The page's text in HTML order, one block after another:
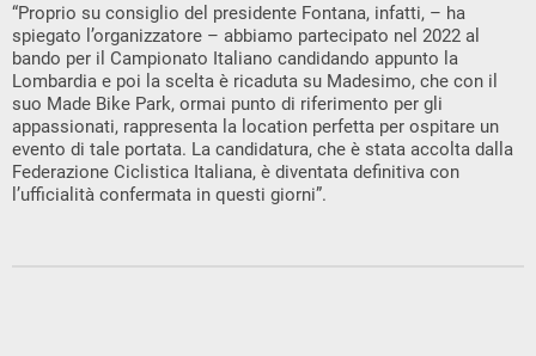
“Proprio su consiglio del presidente Fontana, infatti, – ha
spiegato l’organizzatore – abbiamo partecipato nel 2022 al
bando per il Campionato Italiano candidando appunto la
Lombardia e poi la scelta è ricaduta su Madesimo, che con il
suo Made Bike Park, ormai punto di riferimento per gli
appassionati, rappresenta la location perfetta per ospitare un
evento di tale portata. La candidatura, che è stata accolta dalla
Federazione Ciclistica Italiana, è diventata definitiva con
l’ufficialità confermata in questi giorni”.